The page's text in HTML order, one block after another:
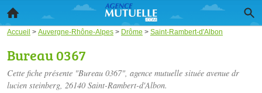
Accueil > Auvergne-Rhône-Alpes > Drôme > Saint-Rambert-d'Albon
Bureau 0367
Cette fiche présente "Bureau 0367", agence mutuelle située avenue dr
lucien steinberg, 26140 Saint-Rambert-d'Albon.